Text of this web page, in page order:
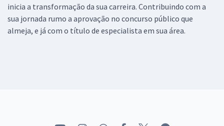
inicia a transformação da sua carreira. Contribuindo com a
sua jornada rumo a aprovação no concurso público que
almeja, e já com o título de especialista em sua área.